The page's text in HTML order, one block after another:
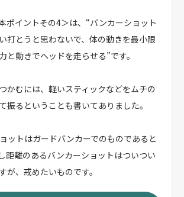
ポイントその4＞は、“バンカーショット
打とうと思わないで、体の動きを最小限
と動きでヘッドを走らせる”です。
かむには、軽いスティックなどをムチの
振るということも書いてありました。
ットはガードバンカーでのものであると
距離のあるバンカーショットはついつい
が、戒めたいものです。